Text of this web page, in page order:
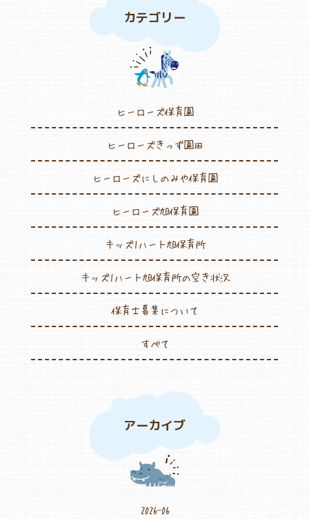
カテゴリー
ヒーローズ保育園
ヒーローズきっず園田
ヒーローズにしのみや保育園
ヒーローズ旭保育園
キッズ1ハート旭保育所
キッズ1ハート旭保育所の空き状況
保育士募集について
すべて
アーカイブ
2026-06